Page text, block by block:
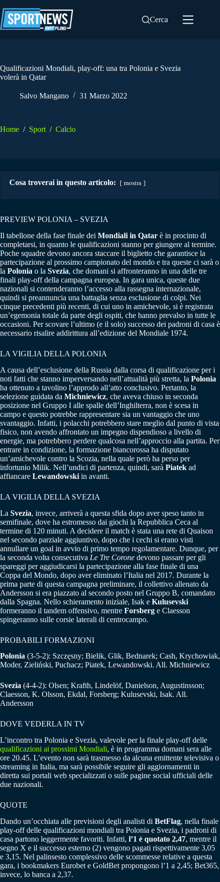
al
contenuto
Cerca
Qualificazioni Mondiali, play-off: una tra Polonia e Svezia
volerà in Qatar
Salvo Mangano 31 Marzo 2022
Home / Sport / Calcio
Cosa troverai in questo articolo: mostra
PREVIEW POLONIA – SVEZIA
Il tabellone della fase finale dei Mondiali in Qatar è in procinto di
completarsi, in quanto le qualificazioni stanno per giungere al termine.
Poche squadre devono ancora staccare il biglietto che garantisce la
partecipazione al prossimo campionato del mondo e tra queste ci sarà o
la Polonia o la Svezia, che domani si affronteranno in una delle tre
finali play-off della campagna europea. In gara unica, queste due
nazionali si contenderanno l’accesso alla rassegna internazionale,
quindi si preannuncia una battaglia senza esclusione di colpi. Nei
cinque precedenti più recenti, di cui uno in amichevole, si è registrata
un’egemonia totale da parte degli ospiti, che hanno prevalso in tutte le
occasioni. Per scovare l’ultimo (e il solo) successo dei padroni di casa è
necessario risalire addirittura all’edizione del Mondiale 1974.
LA VIGILIA DELLA POLONIA
A causa dell’esclusione della Russia dalla corsa di qualificazione per i
noti fatti che stanno imperversando nell’attualità più stretta, la Polonia
ha ottenuto a tavolino l’approdo all’atto conclusivo. Pertanto, la
selezione guidata da Michniewicz, che aveva chiuso in seconda
posizione nel Gruppo I alle spalle dell’Inghilterra, non è scesa in
campo e questo potrebbe rappresentare sia un vantaggio che uno
svantaggio. Infatti, i polacchi potrebbero stare meglio dal punto di vista
fisico, non avendo affrontato un impegno dispendioso a livello di
energie, ma potrebbero perdere qualcosa nell’approccio alla partita. Per
entrare in condizione, la formazione biancorossa ha disputato
un’amichevole contro la Scozia, nella quale però ha perso per
infortunio Milik. Nell’undici di partenza, quindi, sarà Piatek ad
affiancare Lewandowski in avanti.
LA VIGILIA DELLA SVEZIA
La Svezia, invece, arriverà a questa sfida dopo aver speso tanto in
semifinale, dove ha estromesso dai giochi la Repubblica Ceca al
termine di 120 minuti. A decidere il match è stata una rete di Quaison
nel secondo parziale aggiuntivo, dopo che i cechi si erano visti
annullare un goal in avvio di primo tempo regolamentare. Dunque, per
la seconda volta consecutiva Le Tre Corone devono passare per gli
spareggi per aggiudicarsi la partecipazione alla fase finale di una
Coppa del Mondo, dopo aver eliminato l’Italia nel 2017. Durante la
prima parte di questa campagna preliminare, il collettivo allenato da
Andersson si era piazzato al secondo posto nel Gruppo B, comandato
dalla Spagna. Nello schieramento iniziale, Isak e Kulusevski
formeranno il tandem offensivo, mentre Forsberg e Claesson
spingeranno sulle corsie laterali di centrocampo.
PROBABILI FORMAZIONI
Polonia (3-5-2): Szczęsny; Bielik, Glik, Bednarek; Cash, Krychowiak,
Moder, Zieliński, Puchacz; Piatek, Lewandowski. All. Michniewicz
Svezia (4-4-2): Olsen; Krafth, Lindelöf, Danielson, Augustinsson;
Claesson, K. Olsson, Ekdal, Forsberg; Kulusevski, Isak. All.
Andersson
DOVE VEDERLA IN TV
L’incontro tra Polonia e Svezia, valevole per la finale play-off delle
qualificazioni ai prossimi Mondiali, è in programma domani sera alle
ore 20.45. L’evento non sarà trasmesso da alcuna emittente televisiva o
streaming in Italia, ma sarà possibile seguire gli aggiornamenti in
diretta sui portali web specializzati o sulle pagine social ufficiali delle
due nazionali.
QUOTE
Dando un’occhiata alle previsioni degli analisti di BetFlag, nella finale
play-off delle qualificazioni mondiali tra Polonia e Svezia, i padroni di
casa partono leggermente favoriti. Infatti, l’1 è quotato 2,47, mentre il
segno X e il successo esterno (2) vengono pagati rispettivamente 3,05
e 3,15. Nel palinsesto complessivo delle scommesse relative a questa
gara, i bookmakers Eurobet e GoldBet propongono l’1 a 2,45; Bet365,
invece, lo banca a 2,37.